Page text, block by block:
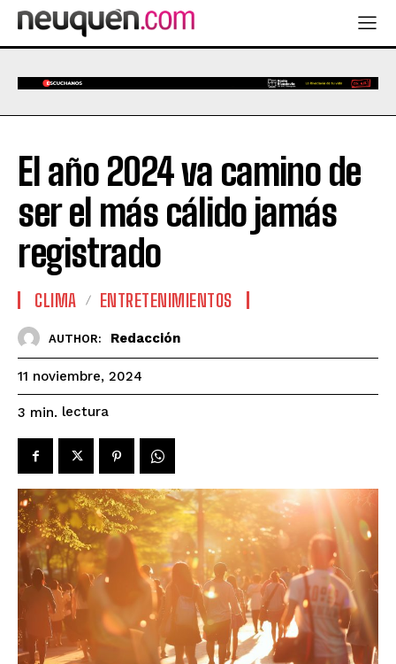
El año 2024 va camino de
ser el más cálido jamás
registrado
CLIMA ENTRETENIMIENTOS
AUTHOR: Redacción
11 noviembre, 2024
3 min. lectura